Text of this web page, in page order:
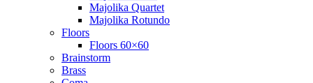
Majolika Quartet
Majolika Rotundo
Floors
Floors 60×60
Brainstorm
Brass